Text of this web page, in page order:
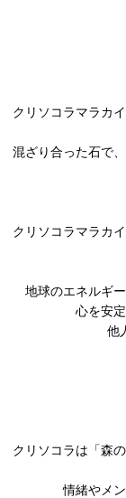
クリソコラマラカ
混ざり合った石で
クリソコラマラカ
地球のエネルギ
心を安
他
クリソコラは「森
情緒やメ